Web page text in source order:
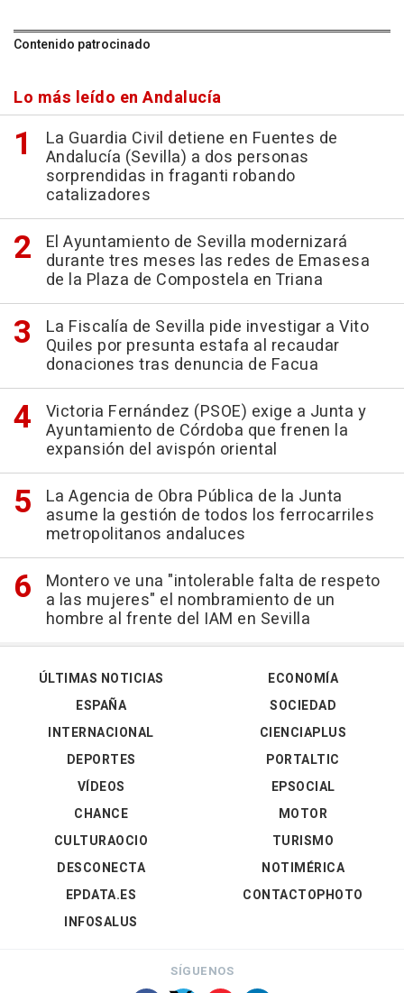
Contenido patrocinado
Lo más leído en Andalucía
La Guardia Civil detiene en Fuentes de
Andalucía (Sevilla) a dos personas
sorprendidas in fraganti robando
catalizadores
El Ayuntamiento de Sevilla modernizará
durante tres meses las redes de Emasesa
de la Plaza de Compostela en Triana
La Fiscalía de Sevilla pide investigar a Vito
Quiles por presunta estafa al recaudar
donaciones tras denuncia de Facua
Victoria Fernández (PSOE) exige a Junta y
Ayuntamiento de Córdoba que frenen la
expansión del avispón oriental
La Agencia de Obra Pública de la Junta
asume la gestión de todos los ferrocarriles
metropolitanos andaluces
Montero ve una "intolerable falta de respeto
a las mujeres" el nombramiento de un
hombre al frente del IAM en Sevilla
ÚLTIMAS NOTICIAS
ESPAÑA
INTERNACIONAL
DEPORTES
VÍDEOS
ECONOMÍA
SOCIEDAD
CIENCIAPLUS
PORTALTIC
EPSOCIAL
CHANCE
CULTURAOCIO
DESCONECTA
EPDATA.ES
INFOSALUS
MOTOR
TURISMO
NOTIMÉRICA
CONTACTOPHOTO
SÍGUENOS